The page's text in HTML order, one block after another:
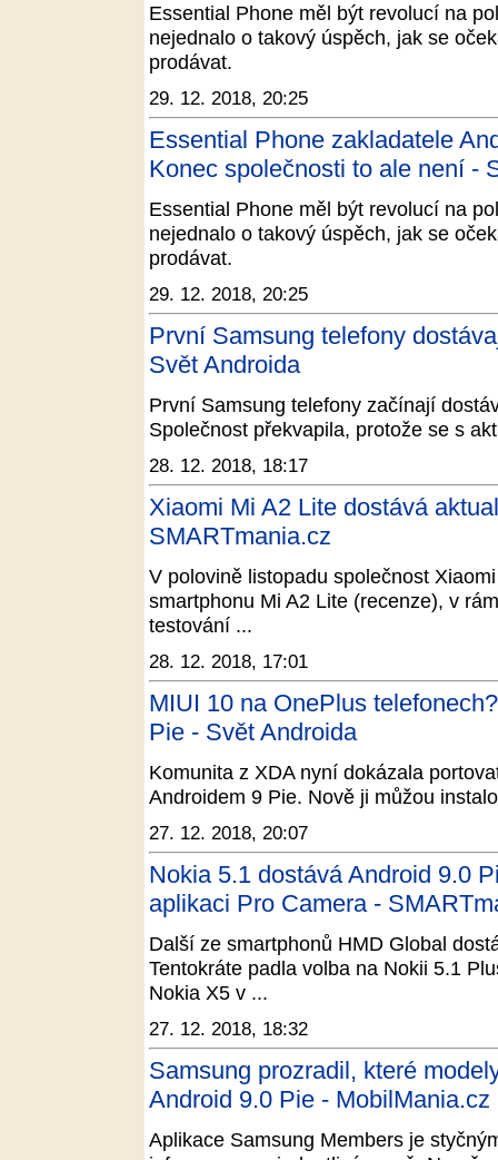
Essential Phone měl být revolucí na
nejednalo o takový úspěch, jak se
prodávat.
29. 12. 2018, 20:25
Essential Phone zakladatele
Konec společnosti to ale není -
Essential Phone měl být revolucí na
nejednalo o takový úspěch, jak se
prodávat.
29. 12. 2018, 20:25
První Samsung telefony
Svět Androida
První Samsung telefony začínají
Společnost překvapila, protože se s
28. 12. 2018, 18:17
Xiaomi Mi A2 Lite dostává
SMARTmania.cz
V polovině listopadu společnost
smartphonu Mi A2 Lite (recenze), v
testování ...
28. 12. 2018, 17:01
MIUI 10 na OnePlus
Pie - Svět Androida
Komunita z XDA nyní dokázala
Androidem 9 Pie. Nově ji můžou
27. 12. 2018, 20:07
Nokia 5.1 dostává Android 9.0
aplikaci Pro Camera -
Další ze smartphonů HMD Global
Tentokráte padla volba na Nokii 5.1
Nokia X5 v ...
27. 12. 2018, 18:32
Samsung prozradil, které
Android 9.0 Pie - MobilMania.cz
Aplikace Samsung Members je